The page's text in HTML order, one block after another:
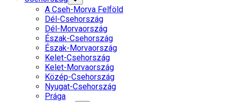
Child
Menu
A Cseh-Morva Felföld
Dél-Csehország
Dél-Morvaország
Észak-Csehország
Észak-Morvaország
Kelet-Csehország
Kelet-Morvaország
Közép-Csehország
Nyugat-Csehország
Prága